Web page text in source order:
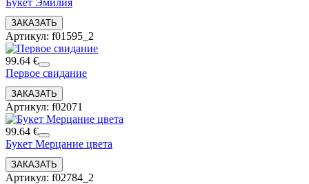
Артикул: f01595_2
99.64 €
Первое свидание
Артикул: f02071
99.64 €
Букет Мерцание цвета
Артикул: f02784_2